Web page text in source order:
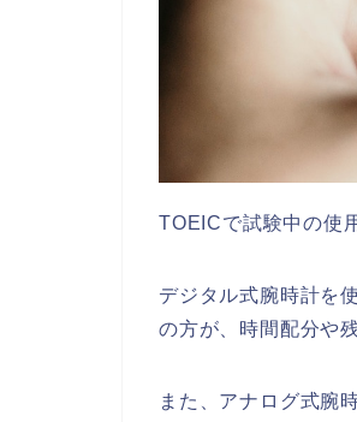
TOEICで試験中の使
デジタル式腕時計を
の方が、時間配分や
また、アナログ式腕